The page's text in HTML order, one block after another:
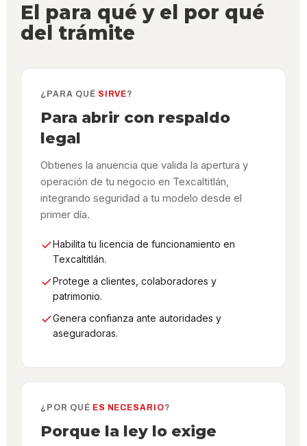
El para qué y el por qué
del trámite
¿PARA QUÉ SIRVE?
Para abrir con respaldo
legal
Obtienes la anuencia que valida la apertura y
operación de tu negocio en Texcaltitlán,
integrando seguridad a tu modelo desde el
primer día.
Habilita tu licencia de funcionamiento en
Texcaltitlán.
Protege a clientes, colaboradores y
patrimonio.
Genera confianza ante autoridades y
aseguradoras.
¿POR QUÉ ES NECESARIO?
Porque la ley lo exige